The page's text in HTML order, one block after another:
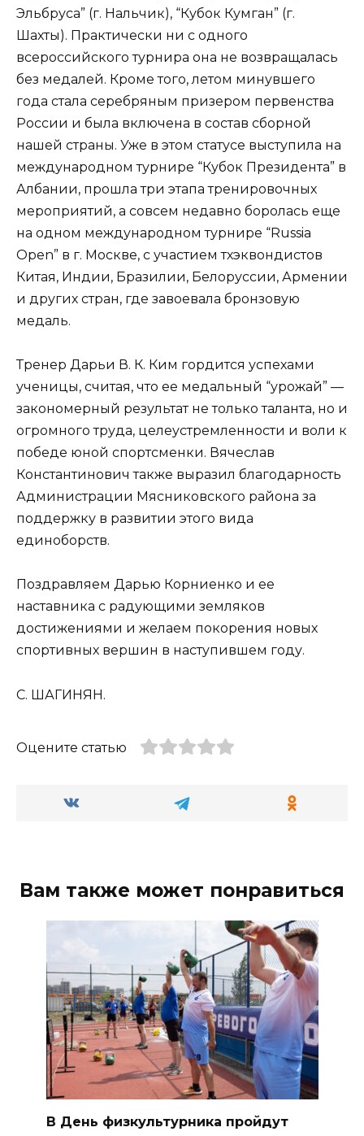
Эльбруса” (г. Нальчик), “Кубок Кумган” (г.
Шахты). Практически ни с одного
всероссийского турнира она не возвращалась
без медалей. Кроме того, летом минувшего
года стала серебряным призером первенства
России и была включена в состав сборной
нашей страны. Уже в этом статусе выступила на
международном турнире “Кубок Президента” в
Албании, прошла три этапа тренировочных
мероприятий, а совсем недавно боролась еще
на одном международном турнире “Russia
Open” в г. Москве, с участием тхэквондистов
Китая, Индии, Бразилии, Белоруссии, Армении
и других стран, где завоевала бронзовую
медаль.
Тренер Дарьи В. К. Ким гордится успехами
ученицы, считая, что ее медальный “урожай” —
закономерный результат не только таланта, но и
огромного труда, целеустремленности и воли к
победе юной спортсменки. Вячеслав
Константинович также выразил благодарность
Администрации Мясниковского района за
поддержку в развитии этого вида
единоборств.
Поздравляем Дарью Корниенко и ее
наставника с радующими земляков
достижениями и желаем покорения новых
спортивных вершин в наступившем году.
С. ШАГИНЯН.
Оцените статью
Вам также может понравиться
В День физкультурника пройдут